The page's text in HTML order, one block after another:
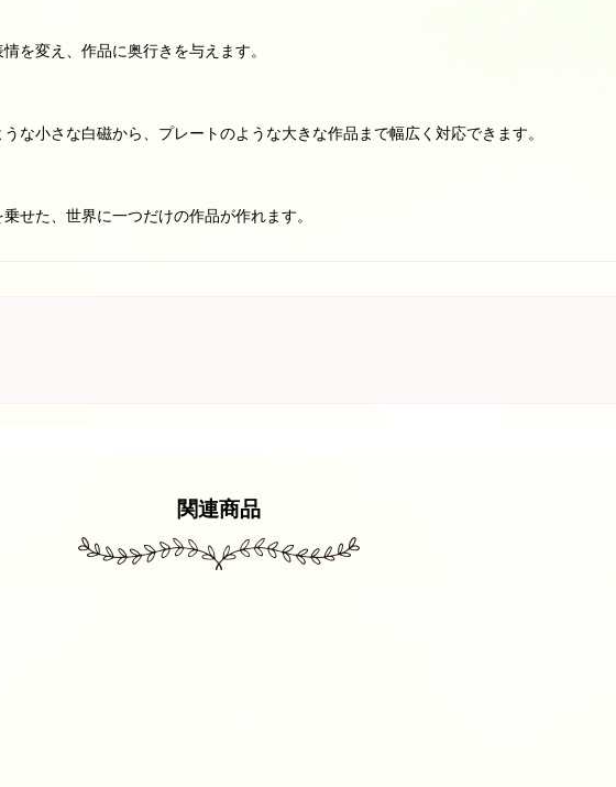
を変え、作品に奥行きを与えます。
な小さな白磁から、プレートのような大きな作品まで幅広く対応できます。
せた、世界に一つだけの作品が作れます。
関連商品